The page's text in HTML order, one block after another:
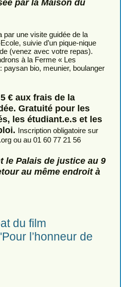
par la Maison du
une visite guidée de la
suivie d’un pique-nique
(venez avec votre repas).
à la Ferme « Les
paysan bio, meunier, boulanger
€ aux frais de la
Gratuité pour les
les étudiant.e.s et les
Inscription obligatoire sur
ou au 01 60 77 21 56
le Palais de justice au 9
au même endroit à
du film
l’honneur de